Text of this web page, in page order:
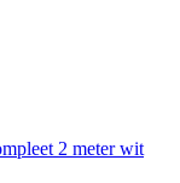
2 meter wit